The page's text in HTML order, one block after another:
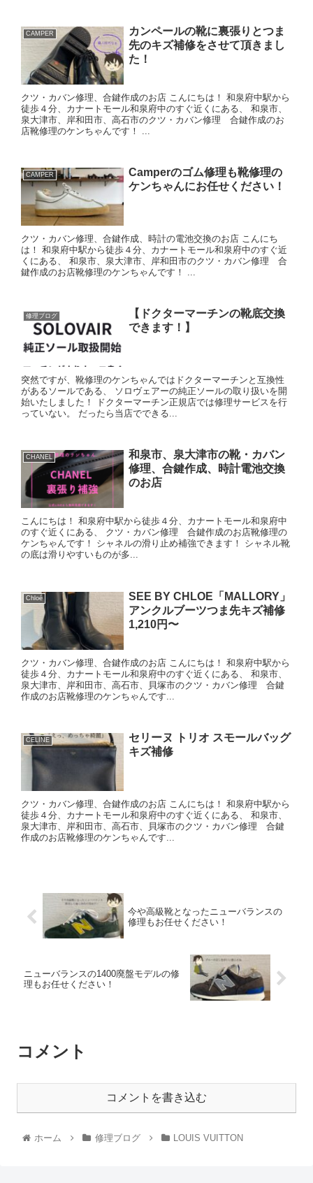
CAMPER
カンペールの靴に裏張りとつま
先のキズ補修をさせて頂きまし
た！
クツ・カバン修理、合鍵作成のお店 こんにちは！ 和泉府中駅から
徒歩４分、カナートモール和泉府中のすぐ近くにある、 和泉市、
泉大津市、岸和田市、高石市のクツ・カバン修理 合鍵作成のお
店靴修理のケンちゃんです！ ...
CAMPER
Camperのゴム修理も靴修理の
ケンちゃんにお任せください！
クツ・カバン修理、合鍵作成、時計の電池交換のお店 こんにち
は！ 和泉府中駅から徒歩４分、カナートモール和泉府中のすぐ近
くにある、 和泉市、泉大津市、岸和田市のクツ・カバン修理 合
鍵作成のお店靴修理のケンちゃんです！ ...
修理ブログ
【ドクターマーチンの靴底交換
できます！】
突然ですが、靴修理のケンちゃんではドクターマーチンと互換性
があるソールである、 ソロヴェアーの純正ソールの取り扱いを開
始いたしました！ ドクターマーチン正規店では修理サービスを行
っていない。 だったら当店でできる...
CHANEL
和泉市、泉大津市の靴・カバン
修理、合鍵作成、時計電池交換
のお店
こんにちは！ 和泉府中駅から徒歩４分、カナートモール和泉府中
のすぐ近くにある、 クツ・カバン修理 合鍵作成のお店靴修理の
ケンちゃんです！ シャネルの滑り止め補強できます！ シャネル靴
の底は滑りやすいものが多...
Chloé
SEE BY CHLOE「MALLORY」
アンクルブーツつま先キズ補修
1,210円〜
クツ・カバン修理、合鍵作成のお店 こんにちは！ 和泉府中駅から
徒歩４分、カナートモール和泉府中のすぐ近くにある、 和泉市、
泉大津市、岸和田市、高石市、貝塚市のクツ・カバン修理 合鍵
作成のお店靴修理のケンちゃんです...
CELINE
セリーヌ トリオ スモールバッグ
キズ補修
クツ・カバン修理、合鍵作成のお店 こんにちは！ 和泉府中駅から
徒歩４分、カナートモール和泉府中のすぐ近くにある、 和泉市、
泉大津市、岸和田市、高石市、貝塚市のクツ・カバン修理 合鍵
作成のお店靴修理のケンちゃんです...
今や高級靴となったニューバランスの
修理もお任せください！
ニューバランスの1400廃盤モデルの修
理もお任せください！
コメント
コメントを書き込む
ホーム 修理ブログ LOUIS VUITTON